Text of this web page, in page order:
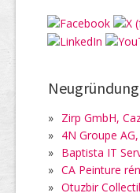
» Zirp GmbH,
» 4N Groupe
» Baptista IT
» CA Peinture
» Otuzbir